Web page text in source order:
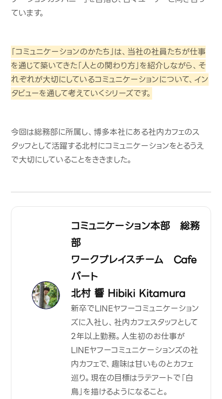
ています。
「コミュニケーションのかたち」は、当社の社員たちが仕事
を通じて築いてきた「人との関わり方」を紹介しながら、そ
れぞれが大切にしているコミュニケーションについて、イン
タビューを通して考えていくシリーズです。
今回は総務部に所属し、博多本社にある社内カフェのス
タッフとして活躍する北村にコミュニケーションをとるうえ
で大切にしていることをききました。
コミュニケーション本部 総務
部
ワークプレイスチーム Cafe
パート
北村 響 Hibiki Kitamura
新卒でLINEヤフーコミュニケーション
ズに入社し、社内カフェスタッフとして
2年以上勤務。人生初のお仕事が
LINEヤフーコミュニケーションズの社
内カフェで、趣味は甘いものとカフェ
巡り。現在の目標はラテアートで「白
鳥」を描けるようになること。